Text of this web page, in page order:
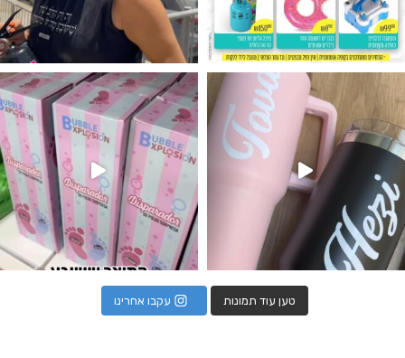
מטף לגילוי מין העובר חזר למלא
טען עוד תמונות עקבו אחרינו